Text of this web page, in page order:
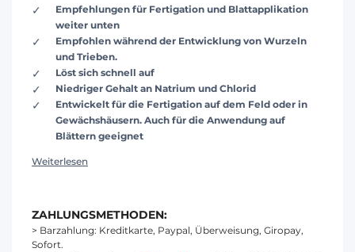
Empfehlungen für Fertigation und Blattapplikation
weiter unten
Empfohlen während der Entwicklung von Wurzeln
und Trieben.
Löst sich schnell auf
Niedriger Gehalt an Natrium und Chlorid
Entwickelt für die Fertigation auf dem Feld oder in
Gewächshäusern. Auch für die Anwendung auf
Blättern geeignet
Weiterlesen
ZAHLUNGSMETHODEN:
> Barzahlung: Kreditkarte, Paypal, Überweisung, Giropay,
Sofort.